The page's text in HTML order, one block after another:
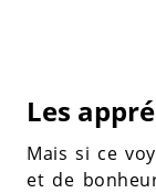
Les
Mais si ce
et de